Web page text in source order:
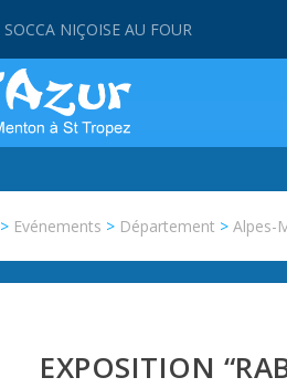
SOCCA NIÇOISE AU FOUR
> Evénements > Département >Alpes-
EXPOSITION